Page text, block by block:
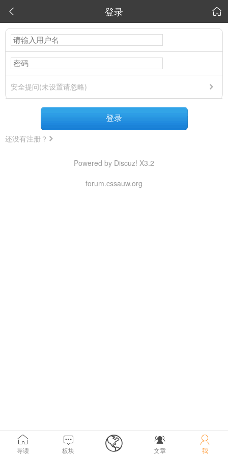
 登录 
安全提问(未设置请忽略)
登录
还没有注册？

导读

板块  
文章

我
Powered by Discuz! X3.2
forum.cssauw.org